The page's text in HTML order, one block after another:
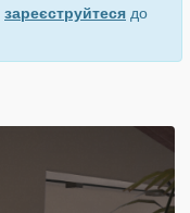
зареєструйтеся до